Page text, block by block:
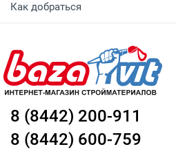
Как добраться
8 (8442) 200-911
8 (8442) 600-759